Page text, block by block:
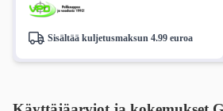
Sisältää kuljetusmaksun 4.99 euroa